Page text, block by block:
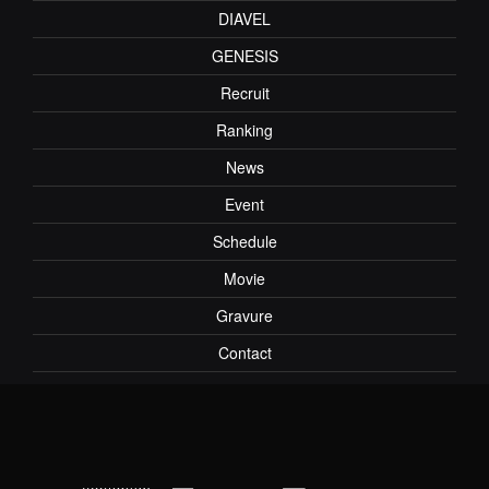
DIAVEL
GENESIS
Recruit
Ranking
News
Event
Schedule
Movie
Gravure
Contact